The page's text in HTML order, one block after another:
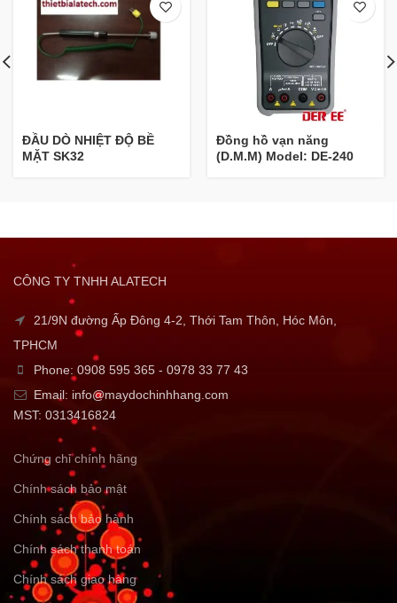
ĐẦU DÒ NHIỆT ĐỘ BỀ
MẶT SK32
Đồng hồ vạn năng
(D.M.M) Model: DE-240
CÔNG TY TNHH ALATECH
21/9N đường Ấp Đông 4-2, Thới Tam Thôn, Hóc Môn,
TPHCM
Phone: 0908 595 365 - 0978 33 77 43
Email: info@maydochinhhang.com
MST: 0313416824
Chứng chỉ chính hãng
Chính sách bảo mật
Chính sách bảo hành
Chính sách thanh toán
Chính sách giao hàng